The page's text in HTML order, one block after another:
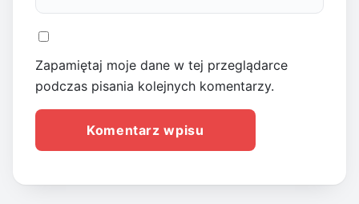
Zapamiętaj moje dane w tej przeglądarce
podczas pisania kolejnych komentarzy.